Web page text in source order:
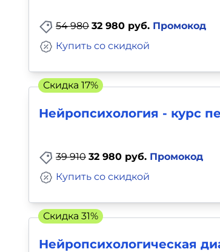
54 980 32 980 руб. Промокод
Купить со скидкой
Нейропсихология - курс
39 910 32 980 руб. Промокод
Купить со скидкой
Скидка 17%
Нейропсихологическая
Скидка 31%